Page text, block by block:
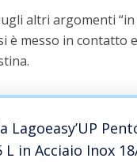
altri argomenti
messo in contatto
Lagoeasy’UP
L in Acciaio Inox